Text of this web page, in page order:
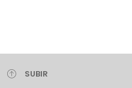
SUBIR